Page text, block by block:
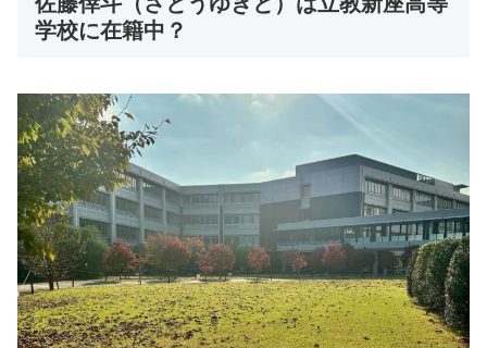
学校に在籍中？